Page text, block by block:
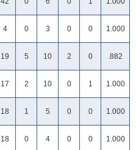
4 0 3 0 0 1.000
19 5 10 2 0 .882
17 2 10 0 1 1.000
18 1 5 0 0 1.000
18 0 4 0 0 1.000